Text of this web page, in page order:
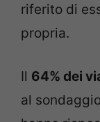
riferito di
propria.
Il 64% dei
al